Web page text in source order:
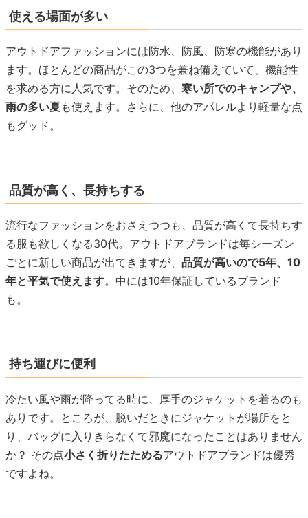
使える場面が多い
アウトドアファッションには防水、防風、防寒の機能があり
ます。ほとんどの商品がこの3つを兼ね備えていて、機能性
を求める方に人気です。そのため、 寒い所でのキャンプや、
雨の多い夏も使えます。さらに、他のアパレルより軽量な点
もグッド。
品質が高く、長持ちする
流行なファッションをおさえつつも、品質が高くて長持ちす
る服も欲しくなる30代。アウトドアブランドは毎シーズン
ごとに新しい商品が出てきますが、 品質が高いので5年、10
年と平気で使えます。中には10年保証しているブランド
も。
持ち運びに便利
冷たい風や雨が降ってる時に、厚手のジャケットを着るのも
ありです。ところが、脱いだときにジャケットが場所をと
り、バッグに入りきらなくて邪魔になったことはありません
か？ その点小さく折りたためるアウトドアブランドは優秀
ですよね。